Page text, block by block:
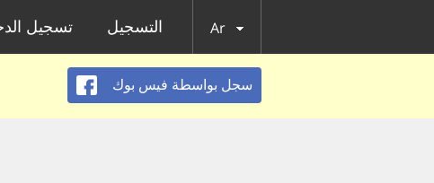
تسجيل التسجيل Ar
سجل بواسطة فيس بوك